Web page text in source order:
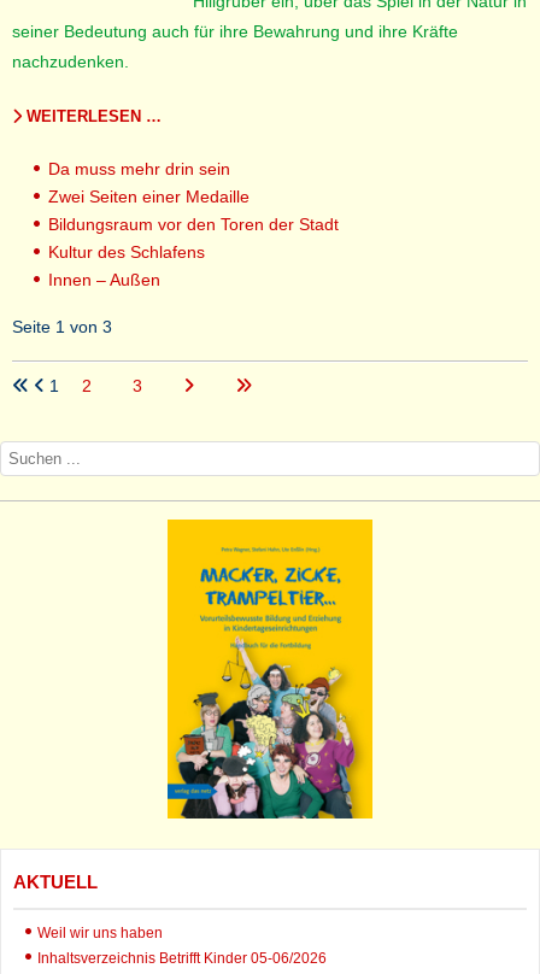
seiner Bedeutung auch für ihre Bewahrung und ihre Kräfte
nachzudenken.
WEITERLESEN …
Da muss mehr drin sein
Zwei Seiten einer Medaille
Bildungsraum vor den Toren der Stadt
Kultur des Schlafens
Innen – Außen
Seite 1 von 3
1 2 3
AKTUELL
Weil wir uns haben
Inhaltsverzeichnis Betrifft Kinder 05-06/2026